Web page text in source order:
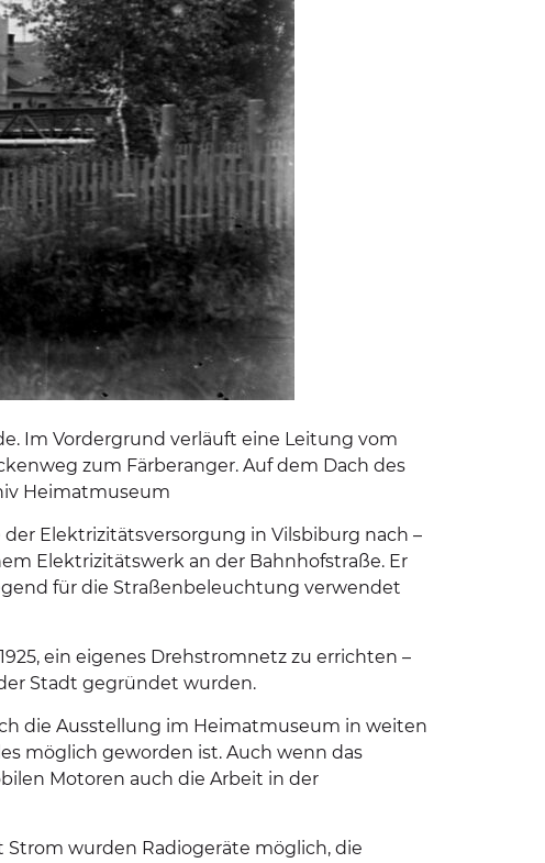
Im Vordergrund verläuft eine Leitung vom
zum Färberanger. Auf dem Dach des
Heimatmuseum
Elektrizitätsversorgung in Vilsbiburg nach –
Elektrizitätswerk an der Bahnhofstraße. Er
für die Straßenbeleuchtung verwendet
ein eigenes Drehstromnetz zu errichten –
Stadt gegründet wurden.
die Ausstellung im Heimatmuseum in weiten
möglich geworden ist. Auch wenn das
Motoren auch die Arbeit in der
wurden Radiogeräte möglich, die